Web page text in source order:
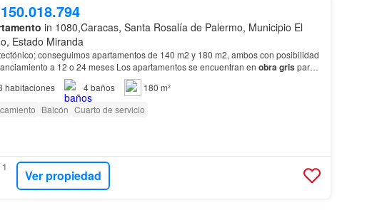
in 1080,Caracas, Santa Rosalía de Palermo, Municipio El
Estado Miranda
conseguimos apartamentos de 140 m2 y 180 m2, ambos con posibilidad
a 12 o 24 meses Los apartamentos se encuentran en obragris para
según tus gustos y necesidades.…
habitaciones 4baños
180 m²
Balcón Cuarto de servicio
Ver propiedad